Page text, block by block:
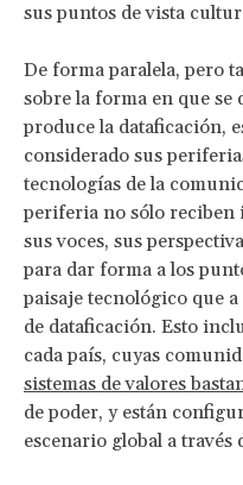
sus puntos de vista
De forma paralela, pero
sobre la forma en que se
produce la dataficación,
considerado sus
tecnologías de la
periferia no sólo reciben
sus voces, sus
para dar forma a los
paisaje tecnológico que
de dataficación. Esto
cada país, cuyas
sistemas de valores
de poder, y están
escenario global a